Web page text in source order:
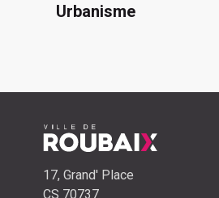
Urbanisme
17, Grand' Place
CS 70737